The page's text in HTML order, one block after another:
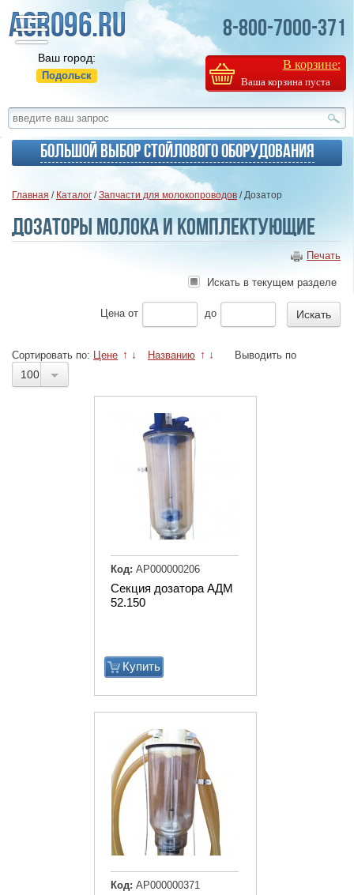
Ваш город:
Подольск
8-800-7000-371
В корзине:
Ваша корзина пуста
Большой выбор стойлового оборудования
Главная / Каталог /Запчасти для молокопроводов / Дозатор
Дозаторы молока и комплектующие
Печать
Искать в текущем разделе
Ценаот до
Сортировать по: Цене ↑ ↓ Названию ↑ ↓ Выводить по
100
Секция дозатора АДМ
52.150
Купить
Код: АР000000206
Код: АР000000371